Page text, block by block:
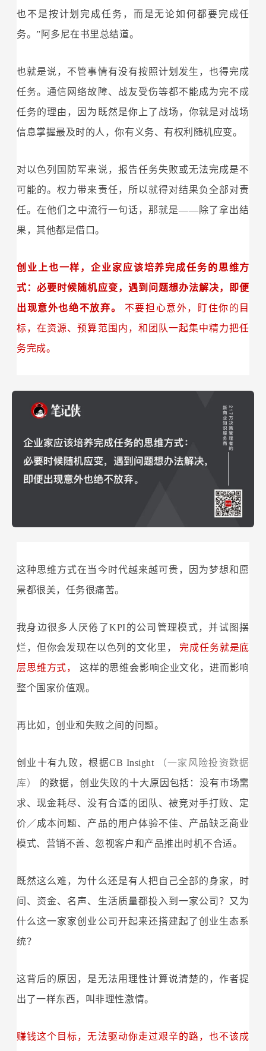
也不是按计划完成任务，而是无论如何都要完成任
务。”阿多尼在书里总结道。
也就是说，不管事情有没有按照计划发生，也得完成
任务。通信网络故障、战友受伤等都不能成为完不成
任务的理由，因为既然是你上了战场，你就是对战场
信息掌握最及时的人，你有义务、有权利随机应变。
对以色列国防军来说，报告任务失败或无法完成是不
可能的。权力带来责任，所以就得对结果负全部对责
任。在他们之中流行一句话，那就是——除了拿出结
果，其他都是借口。
创业上也一样，企业家应该培养完成任务的思维方
式：必要时候随机应变，遇到问题想办法解决，即便
出现意外也绝不放弃。 不要担心意外，盯住你的目
标，在资源、预算范围内，和团队一起集中精力把任
务完成。
这种思维方式在当今时代越来越可贵，因为梦想和愿
景都很美，任务很痛苦。
我身边很多人厌倦了KPI的公司管理模式，并试图摆
烂，但你会发现在以色列的文化里，完成任务就是底
层思维方式， 这样的思维会影响企业文化，进而影响
整个国家价值观。
再比如，创业和失败之间的问题。
创业十有九败，根据CB Insight
（一家风险投资数据
库） 的数据，创业失败的十大原因包括：没有市场需
求、现金耗尽、没有合适的团队、被竞对手打败、定
价／成本问题、产品的用户体验不佳、产品缺乏商业
模式、营销不善、忽视客户和产品推出时机不合适。
既然这么难，为什么还是有人把自己全部的身家，时
间、资金、名声、生活质量都投入到一家公司？又为
什么这一家家创业公司开起来还搭建起了创业生态系
统？
这背后的原因，是无法用理性计算说清楚的，作者提
出了一样东西，叫非理性激情。
赚钱这个目标，无法驱动你走过艰辛的路，也不该成